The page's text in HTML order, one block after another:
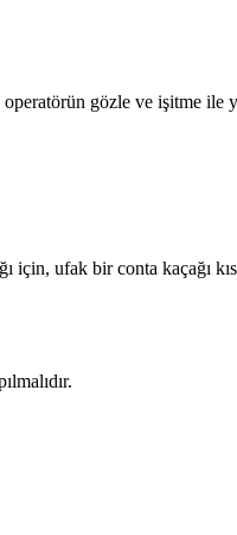
operatörün gözle ve işitme ile
ufak bir conta kaçağı